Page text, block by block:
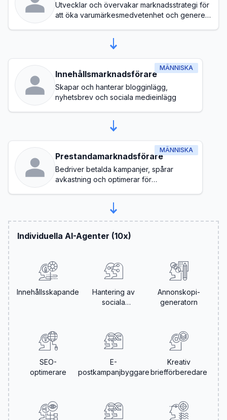
Utvecklar och övervakar marknadsstrategi för
att öka varumärkesmedvetenhet och generera
MÄNNISKA
Innehållsmarknadsförare
Skapar och hanterar blogginlägg,
nyhetsbrev och sociala medieinlägg
MÄNNISKA
Prestandamarknadsförare
Bedriver betalda kampanjer, spårar
avkastning och optimerar för
Individuella AI-Agenter (10x)
Innehållsskapande
Hantering av
sociala
Annonskopi-
generatorn
SEO-
optimerare
E-
postkampanjbyggare
Kreativ
briefförberedare